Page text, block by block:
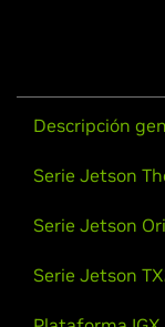
el desarrollo
mundo.
Haga que su
soporte para la
formación y
Solicitud de
Descripción
Serie Jetson
Serie Jetson
Serie Jetson